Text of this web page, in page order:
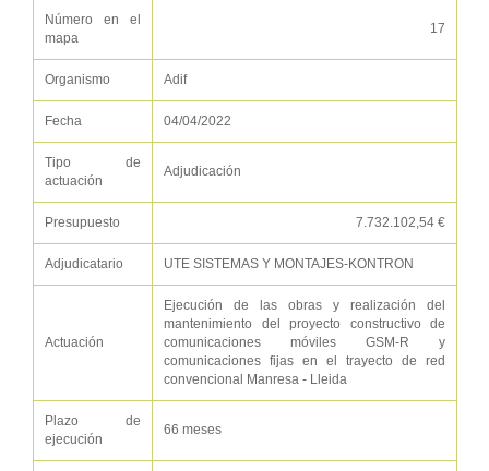
Número en el
mapa
17
Organismo Adif
Fecha 04/04/2022
Tipo de
actuación
Adjudicación
Presupuesto 7.732.102,54 €
Adjudicatario UTE SISTEMAS Y MONTAJES-KONTRON
Actuación
Ejecución de las obras y realización del
mantenimiento del proyecto constructivo de
comunicaciones móviles GSM-R y
comunicaciones fijas en el trayecto de red
convencional Manresa - Lleida
Plazo de
ejecución
66 meses